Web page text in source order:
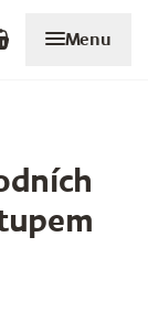
Menu